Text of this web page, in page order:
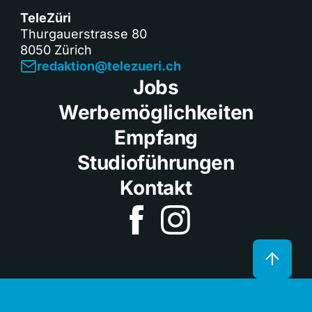
TeleZüri
Thurgauerstrasse 80
8050 Zürich
redaktion@telezueri.ch
Jobs
Werbemöglichkeiten
Empfang
Studioführungen
Kontakt